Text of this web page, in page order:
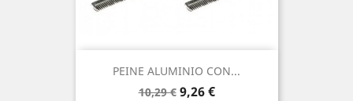
PEINE ALUMINIO CON...
Precio
10,29 € Precio
9,26 €